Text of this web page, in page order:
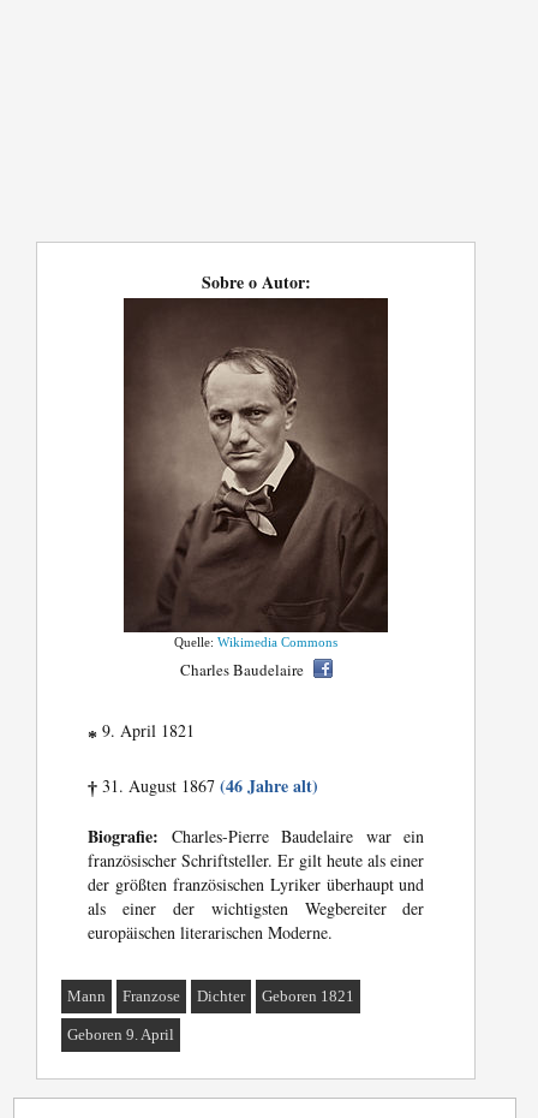
Sobre o Autor:
Quelle:Wikimedia Commons
Charles Baudelaire
* 9. April 1821
† 31. August 1867(46 Jahre alt)
Biografie: Charles-Pierre Baudelaire war ein
französischer Schriftsteller. Er gilt heute als einer
der größten französischen Lyriker überhaupt und
als einer der wichtigsten Wegbereiter der
europäischen literarischen Moderne.
Mann Franzose Dichter Geboren 1821
Geboren 9. April